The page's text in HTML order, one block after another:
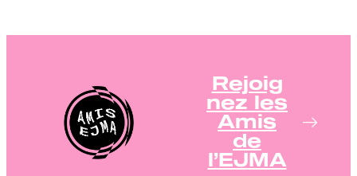
Rejoig
nez les
Amis
de
l’EJMA